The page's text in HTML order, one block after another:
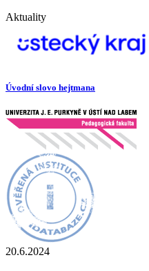
Aktuality
Úvodní slovo hejtmana
20.6.2024